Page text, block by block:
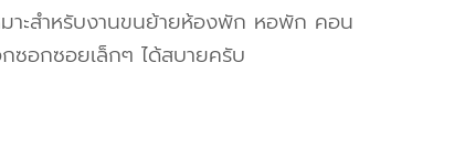
มาะสำหรับงานขนย้ายห้องพัก หอพัก คอน
ซอกซอยเล็กๆ ได้สบายครับ